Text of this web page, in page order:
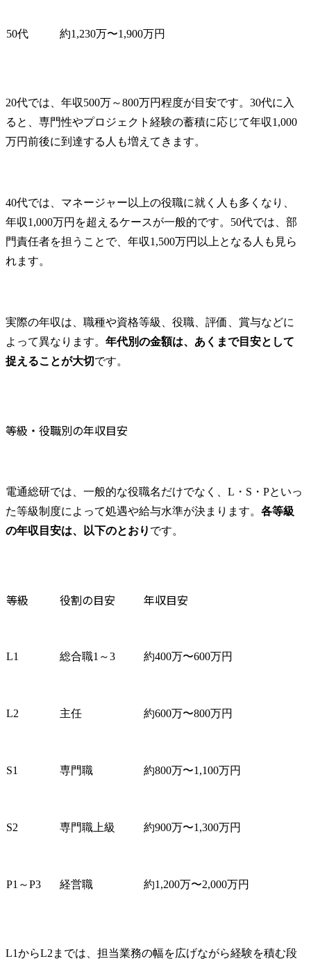
50代 約1,230万〜1,900万円
20代では、年収500万～800万円程度が目安です。30代に入
ると、専門性やプロジェクト経験の蓄積に応じて年収1,000
万円前後に到達する人も増えてきます。
40代では、マネージャー以上の役職に就く人も多くなり、
年収1,000万円を超えるケースが一般的です。50代では、部
門責任者を担うことで、年収1,500万円以上となる人も見ら
れます。
実際の年収は、職種や資格等級、役職、評価、賞与などに
よって異なります。 年代別の金額は、あくまで目安として
捉えることが大切です。
等級・役職別の年収目安
電通総研では、一般的な役職名だけでなく、L・S・Pといっ
た等級制度によって処遇や給与水準が決まります。 各等級
の年収目安は、以下のとおり です。
等級 役割の目安 年収目安
L1 総合職1～3 約400万〜600万円
L2 主任 約600万〜800万円
S1 専門職 約800万〜1,100万円
S2 専門職上級 約900万〜1,300万円
P1～P3 経営職 約1,200万〜2,000万円
L1からL2までは、担当業務の幅を広げながら経験を積む段